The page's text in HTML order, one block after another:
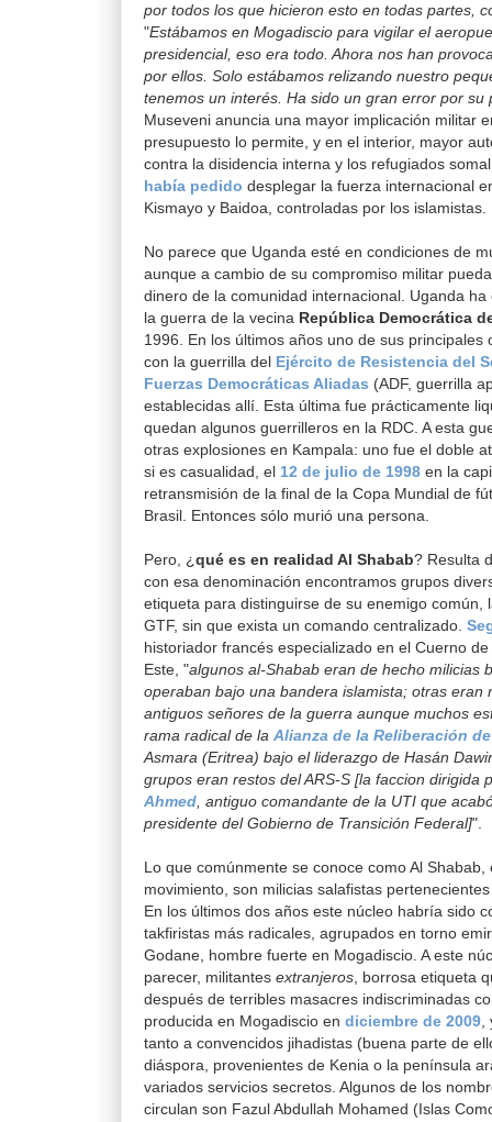
por todos los que hicieron esto en todas partes,
"Estábamos en Mogadiscio para vigilar el
presidencial, eso era todo. Ahora nos han
por ellos. Solo estábamos relizando nuestro
tenemos un interés. Ha sido un gran error por su
Museveni anuncia una mayor implicación militar
presupuesto lo permite, y en el interior, mayor
contra la disidencia interna y los refugiados
había pedido desplegar la fuerza internacional
Kismayo y Baidoa, controladas por los islamistas.
No parece que Uganda esté en condiciones de
aunque a cambio de su compromiso militar
dinero de la comunidad internacional. Uganda
la guerra de la vecina República Democrática
1996. En los últimos años uno de sus principales
con la guerrilla del
Ejército de Resistencia del
Fuerzas Democráticas Aliadas (ADF, guerrilla
establecidas allí. Esta última fue prácticamente
quedan algunos guerrilleros en la RDC. A esta
otras explosiones en Kampala: uno fue el doble
si es casualidad, el 12 de julio de 1998 en la
retransmisión de la final de la Copa Mundial de
Brasil. Entonces sólo murió una persona.
Pero, ¿qué es en realidad Al Shabab? Resulta
con esa denominación encontramos grupos
etiqueta para distinguirse de su enemigo común,
GTF, sin que exista un comando centralizado.
historiador francés especializado en el Cuerno
Este, "algunos al-Shabab eran de hecho milicias
operaban bajo una bandera islamista; otras eran
antiguos señores de la guerra aunque muchos
rama radical de la Alianza de la Reliberación
Asmara (Eritrea) bajo el liderazgo de Hasán
grupos eran restos del ARS-S [la faccion dirigida
Ahmed, antiguo comandante de la UTI que
presidente del Gobierno de Transición Federal]".
Lo que comúnmente se conoce como Al Shabab,
movimiento, son milicias salafistas
En los últimos dos años este núcleo habría sido
takfiristas más radicales, agrupados en torno
Godane, hombre fuerte en Mogadiscio. A este
parecer, militantes extranjeros, borrosa etiqueta
después de terribles masacres indiscriminadas
producida en Mogadiscio en diciembre de 2009,
tanto a convencidos jihadistas (buena parte de
diáspora, provenientes de Kenia o la península
variados servicios secretos. Algunos de los
circulan son Fazul Abdullah Mohamed (Islas